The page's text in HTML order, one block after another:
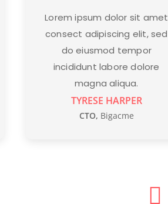
Lorem ipsum dolor sit amet
consect adipiscing elit, sed
do eiusmod tempor
incididunt labore dolore
magna aliqua.
TYRESE HARPER
CTO, Bigacme